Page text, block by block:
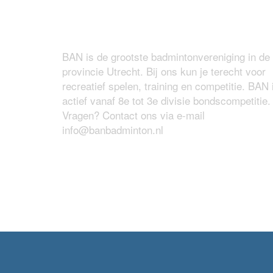
BAN is de grootste badmintonvereniging in de
provincie Utrecht. Bij ons kun je terecht voor
recreatief spelen, training en competitie. BAN
actief vanaf 8e tot 3e divisie bondscompetitie.
Vragen? Contact ons via e-mail
info@banbadminton.nl